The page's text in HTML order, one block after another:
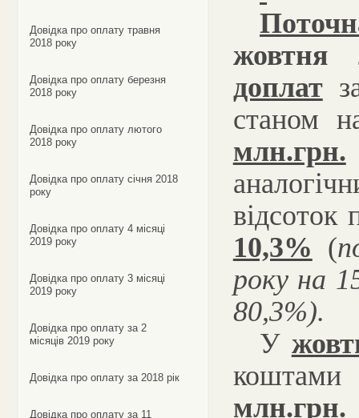
Довідка про оплату травня
2018 року
Довідка про оплату березня
2018 року
Довідка про оплату лютого
2018 року
Довідка про оплату січня 2018
року
Довідка про оплату 4 місяці
2019 року
Довідка про оплату 3 місяці
2019 року
Довідка про оплату за 2
місяців 2019 року
Довідка про оплату за 2018 рік
Довідка про оплату за 11
жовтня
доплат
станом
млн.грн.
відсоток
10,3% (
року на
80,3%).
У
млн.грн.